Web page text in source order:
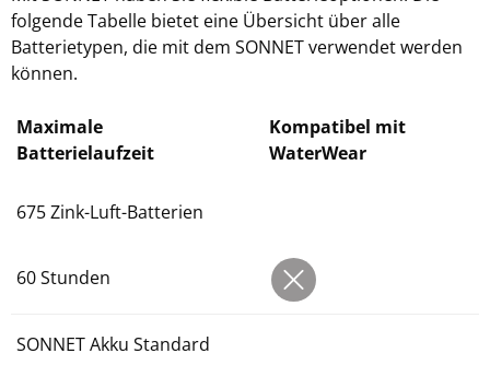
folgende Tabelle bietet eine Übersicht über alle
Batterietypen, die mit dem SONNET verwendet werden
können.
Maximale
Batterielaufzeit
Kompatibel mit
WaterWear
675 Zink-Luft-Batterien
60 Stunden
SONNET Akku Standard